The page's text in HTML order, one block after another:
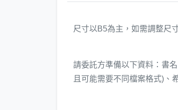
尺寸以B5為主，如需調整尺
請委託方準備以下資料：書
且可能需要不同檔案格式)、